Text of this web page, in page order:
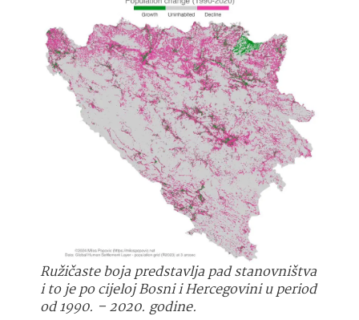
Ružičaste boja predstavlja pad stanovništva
i to je po cijeloj Bosni i Hercegovini u period
od 1990. – 2020. godine.